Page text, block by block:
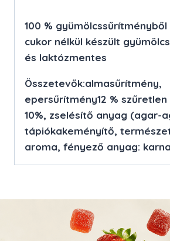
100 %
cukor nélkül készült
és laktózmentes
Összetevők:almasűrítmény,
epersűrítmény12 %
10%, zselésítő anyag (agar-
tápiókakeményítő,
aroma, fényező anyag: